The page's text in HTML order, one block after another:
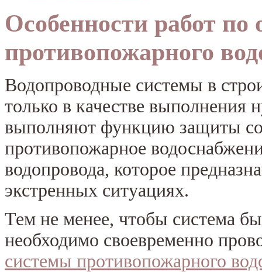
Особенности работ
противопожарного
Водопроводные системы в
только в качестве выполнения
выполняют функцию защиты
противопожарное
водопровода, которое
экстренных ситуациях.
Тем не менее, чтобы система
необходимо своевременно
системы противопожарного